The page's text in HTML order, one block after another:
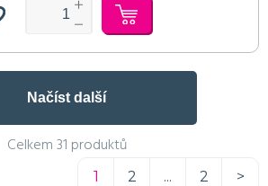
Načíst další
Celkem 31 produktů
1 2 ... 2 >